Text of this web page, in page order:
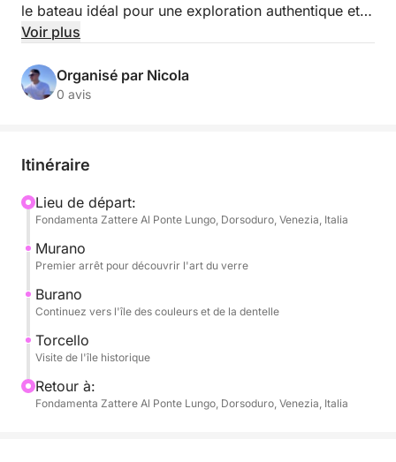
le bateau idéal pour une exploration authentique et
paisible de la lagune. Au départ des Fondamenta di
pour vous faire découvrir le charme des trois îles les
plus célèbres : Murano, Burano et Torcello.
l'art du verre à Murano, avec ses fourneaux
continuerons ensuite vers la pittoresque Burano,
mondialement connue pour ses maisons aux
couleurs vives et son ancienne tradition dentellière.
Enfin, nous atteindrons Torcello, ville suggestive et
isolée, berceau de la civilisation vénitienne, où vous
pourrez admirer la basilique Santa Maria Assunta et
aurez un guide de la ville qui vous racontera
l'histoire et les légendes des lieux que nous
Voir plus
Organisé par Nicola
0 avis
Itinéraire
Lieu de départ:
Fondamenta Zattere Al Ponte Lungo, Dorsoduro, Venezia, Italia
Murano
Premier arrêt pour découvrir l'art du verre
Burano
Continuez vers l'île des couleurs et de la dentelle
Torcello
Visite de l'île historique
Retour à:
Fondamenta Zattere Al Ponte Lungo, Dorsoduro, Venezia, Italia